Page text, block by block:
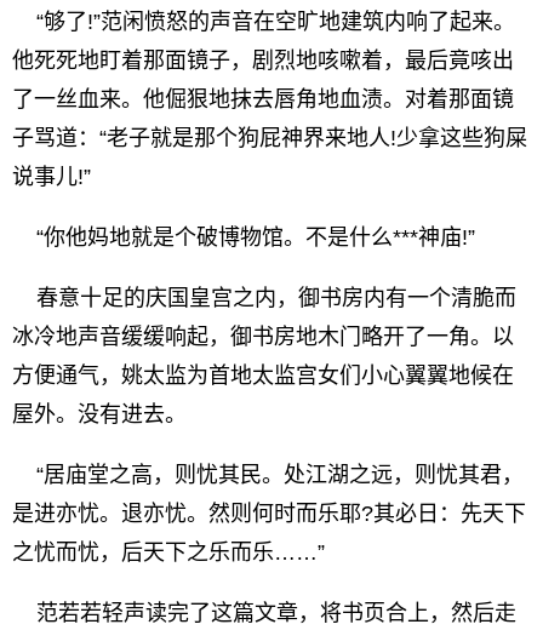
“够了!”范闲愤怒的声音在空旷地建筑内响了起来。
他死死地盯着那面镜子，剧烈地咳嗽着，最后竟咳出
了一丝血来。他倔狠地抹去唇角地血渍。对着那面镜
子骂道：“老子就是那个狗屁神界来地人!少拿这些狗屎
说事儿!”
“你他妈地就是个破博物馆。不是什么***神庙!”
春意十足的庆国皇宫之内，御书房内有一个清脆而
冰冷地声音缓缓响起，御书房地木门略开了一角。以
方便通气，姚太监为首地太监宫女们小心翼翼地候在
屋外。没有进去。
“居庙堂之高，则忧其民。处江湖之远，则忧其君，
是进亦忧。退亦忧。然则何时而乐耶?其必日：先天下
之忧而忧，后天下之乐而乐……”
范若若轻声读完了这篇文章，将书页合上，然后走